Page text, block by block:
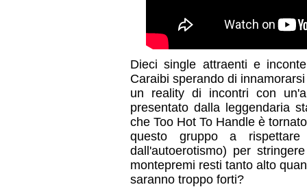
Dieci single attraenti e
Caraibi sperando di
un reality di incontri con
presentato dalla leggendaria
che Too Hot To Handle è
questo gruppo a
dall'autoerotismo) per
montepremi resti tanto alto
saranno troppo forti?